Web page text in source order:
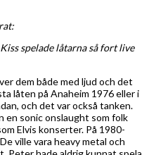
spelade låtarna så fort live
dem både med ljud och det
låten på Anaheim 1976 eller i
och det var också tanken.
en sonic onslaught som folk
Elvis konserter. På 1980-
ville vara heavy metal och